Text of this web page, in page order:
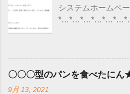
システムホーム
ていると、急にロ
と、 マイクロソフ
〇〇〇型のパンを食べたにん
9月 13, 2021